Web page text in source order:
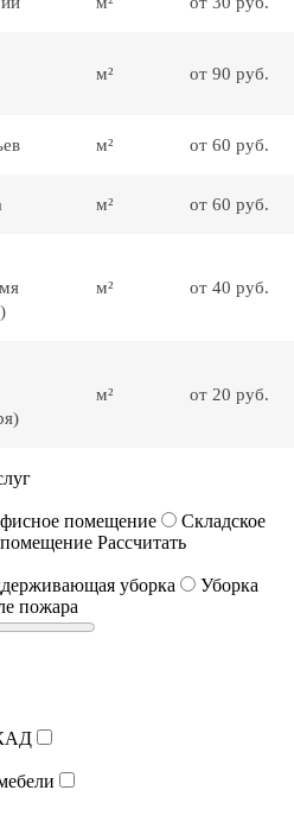
м² от 90 руб.
м² от 60 руб.
м² от 60 руб.
м² от 40 руб.
м² от 20 руб.
помещение
Складское
Рассчитать
уборка
Уборка
пожара